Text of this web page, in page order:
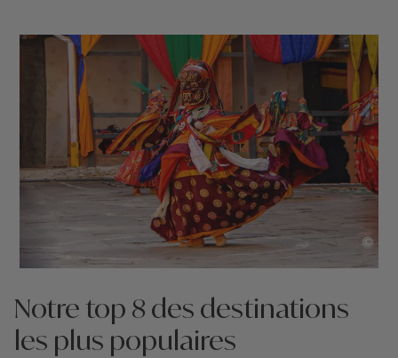
©
Notre top 8 des destinations
les plus populaires